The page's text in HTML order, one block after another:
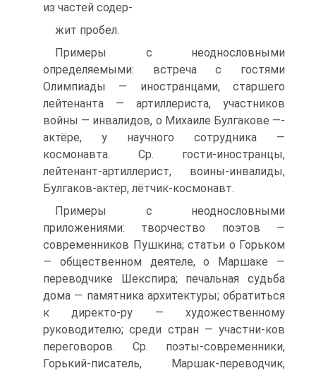
из частей содер-
жит пробел.
Примеры с неоднословными
определяемыми: встреча с гостями
Олимпиады — иностранцами, старшего
лейтенанта — артиллериста, участников
войны — инвалидов, о Михаиле Булгакове —-
актёре, у научного сотрудника —
космонавта. Ср. гости-иностранцы,
лейтенант-артиллерист, воины-инвалиды,
Булгаков-актёр, лётчик-космонавт.
Примеры с неоднословными
приложениями: творчество поэтов —
современников Пушкина; статьи о Горьком
— общественном деятеле, о Маршаке —
переводчике Шекспира; печальная судьба
дома — памятника архитектуры; обратиться
к директо-ру — художественному
руководителю; среди стран — участни-ков
переговоров. Ср. поэты-современники,
Горький-писатель, Маршак-переводчик,